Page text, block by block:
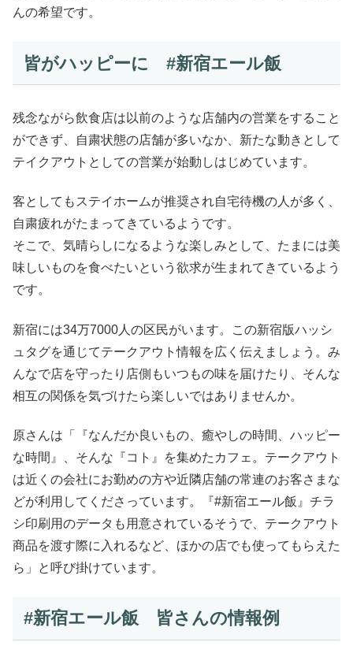
んの希望です。
皆がハッピーに #新宿エール飯
残念ながら飲食店は以前のような店舗内の営業をすること
ができず、自粛状態の店舗が多いなか、新たな動きとして
テイクアウトとしての営業が始動しはじめています。
客としてもステイホームが推奨され自宅待機の人が多く、
自粛疲れがたまってきているようです。
そこで、気晴らしになるような楽しみとして、たまには美
味しいものを食べたいという欲求が生まれてきているよう
です。
新宿には34万7000人の区民がいます。この新宿版ハッシ
ュタグを通じてテークアウト情報を広く伝えましょう。み
んなで店を守ったり店側もいつもの味を届けたり、そんな
相互の関係を気づけたら楽しいではありませんか。
原さんは「『なんだか良いもの、癒やしの時間、ハッピー
な時間』、そんな『コト』を集めたカフェ。テークアウト
は近くの会社にお勤めの方や近隣店舗の常連のお客さまな
どが利用してくださっています。『#新宿エール飯』チラ
シ印刷用のデータも用意されているそうで、テークアウト
商品を渡す際に入れるなど、ほかの店でも使ってもらえた
ら」と呼び掛けています。
#新宿エール飯 皆さんの情報例